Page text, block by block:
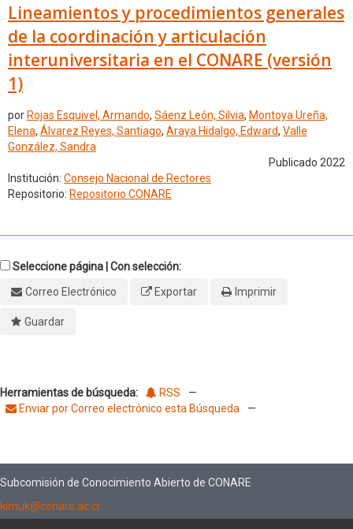
Lineamientos y procedimientos generales
de la coordinación y articulación
interuniversitaria en el CONARE (versión
1)
por Rojas Esquivel, Armando, Sáenz León, Silvia, Montoya Ureña,
Elena, Álvarez Reyes, Santiago, Araya Hidalgo, Edward, Valle
González, Sandra
Publicado 2022
Institución: Consejo Nacional de Rectores
Repositorio: Repositorio CONARE
Seleccione página | Con selección:
Correo Electrónico
Exportar Imprimir
Guardar
Herramientas de búsqueda: RSS
—
Enviar por Correo electrónico esta Búsqueda
—
Subcomisión de Conocimiento Abierto de CONARE
kimuk@conare.ac.cr